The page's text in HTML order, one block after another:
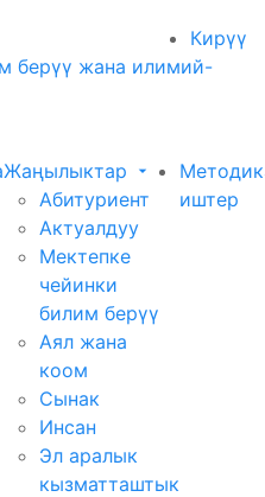
Кирүү
берүү жана илимий-
Жаңылыктар
Абитуриент
Актуалдуу
Мектепке
чейинки
билим берүү
Аял жана
коом
Сынак
Инсан
Эл аралык
кызматташтык
иштер